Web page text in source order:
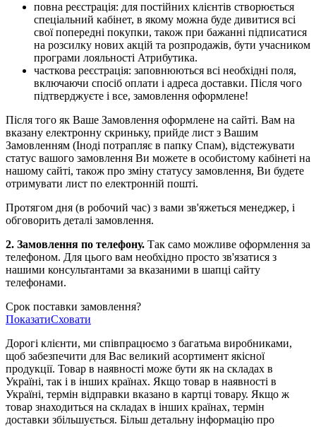
повна реєстрація: для постійних клієнтів створюється
спеціальний кабінет, в якому можна буде дивитися всі
свої попередні покупки, також при бажанні підписатися
на розсилку нових акцій та розпродажів, бути учасником
програми лояльності Атрибутика.
часткова реєстрація: заповнюються всі необхідні поля,
включаючи спосіб оплати і адреса доставки. Після чого
підтверджуєте і все, замовлення оформлене!
Після того як Ваше Замовлення оформлене на сайті. Вам на
вказану електронну скриньку, прийде лист з Вашим
Замовленням (Іноді потрапляє в папку Спам), відстежувати
статус вашого замовлення Ви можете в особистому кабінеті на
нашому сайті, також про зміну статусу замовлення, Ви будете
отримувати лист по електронній пошті.
Протягом дня (в робочий час) з вами зв'яжеться менеджер, і
обговорить деталі замовлення.
2. Замовлення по телефону. Так само можливе оформлення за
телефоном. Для цього вам необхідно просто зв'язатися з
нашими консультантами за вказаними в шапці сайту
телефонами.
Срок поставки замовлення?
ПоказатиСховати
Дорогі клієнти, ми співпрацюємо з багатьма виробниками,
щоб забезпечити для Вас великий асортимент якісної
продукції. Товар в наявності може бути як на складах в
Україні, так і в інших країнах. Якщо товар в наявності в
Україні, термін відправки вказано в картці товару. Якщо ж
товар знаходиться на складах в інших країнах, термін
доставки збільшується. Більш детальну інформацію про